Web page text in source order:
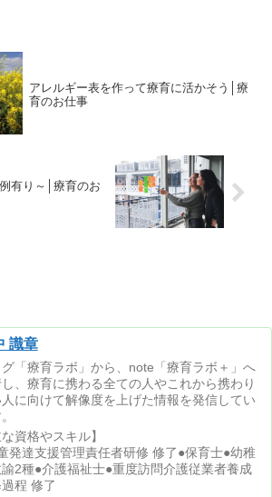
アレルギー表を作って療育に活かそう│療
育のお仕事
有り～│療育のお
識章
グ「療育ラボ」から、note「療育ラボ＋」へ
、療育に携わる全ての人やこれから携わり
に向けて解像度を上げた情報を発信してい
な資格やスキル】
発達支援管理責任者研修 修了●保育士●幼稚
諭2種●介護福祉士●重度訪問介護従業者養成
程 修了